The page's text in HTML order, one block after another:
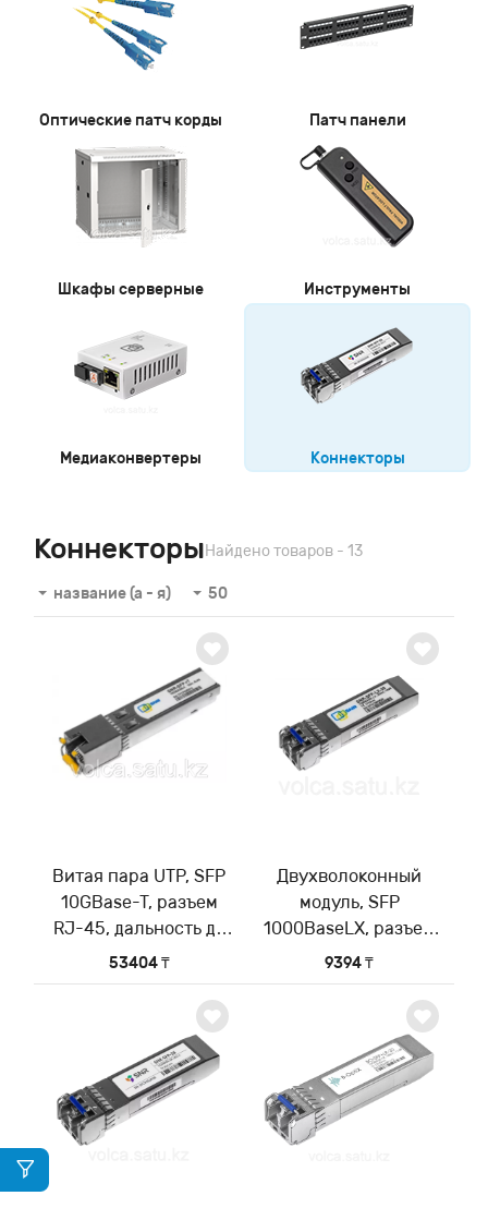
Оптические патч корды Патч панели
Шкафы серверные Инструменты
Медиаконвертеры Коннекторы
КоннекторыНайдено товаров - 13
название (а - я) 50
Витая пара UTP, SFP
10GBase-T, разъем
RJ-45, дальность до
20м
53404 ₸
Двухволоконный
модуль, SFP
1000BaseLX, разъем
LC, рабочая длина
волны 1310нм,
дальность до 20км
9394 ₸